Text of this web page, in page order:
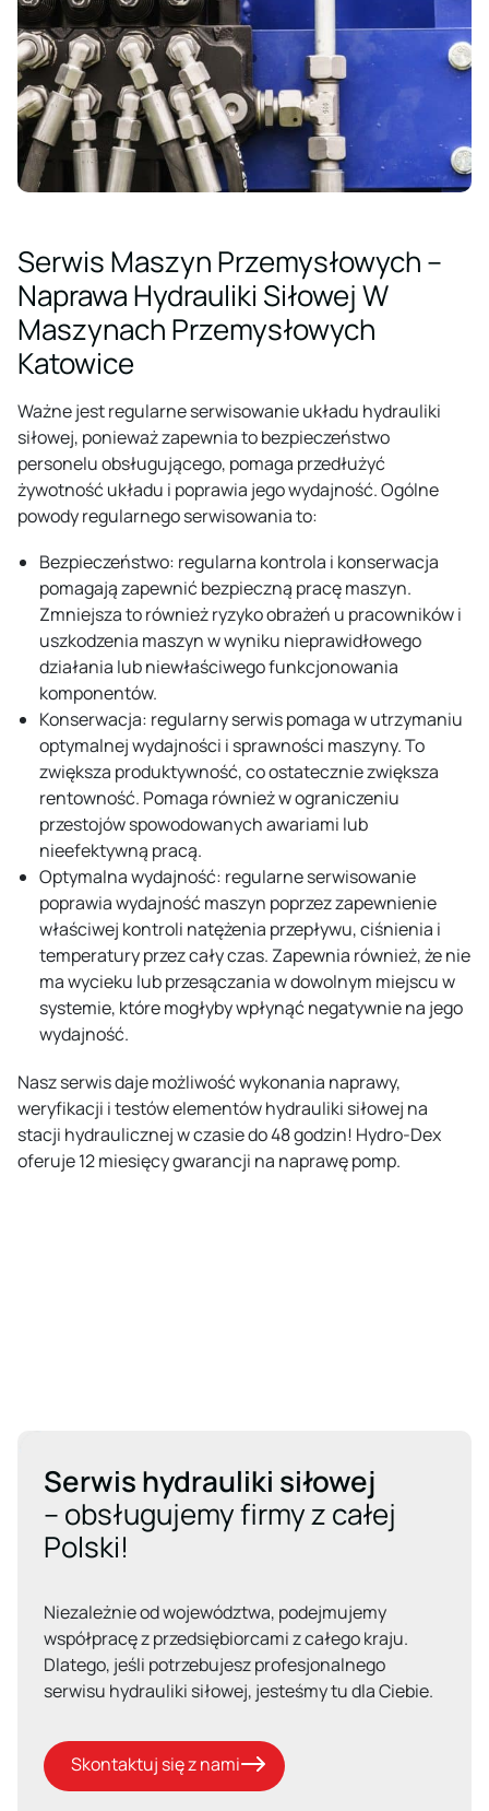
Serwis Maszyn Przemysłowych –
Naprawa Hydrauliki Siłowej W
Maszynach Przemysłowych
Katowice
Ważne jest regularne serwisowanie układu hydrauliki
siłowej, ponieważ zapewnia to bezpieczeństwo
personelu obsługującego, pomaga przedłużyć
żywotność układu i poprawia jego wydajność. Ogólne
powody regularnego serwisowania to:
Bezpieczeństwo: regularna kontrola i konserwacja
pomagają zapewnić bezpieczną pracę maszyn.
Zmniejsza to również ryzyko obrażeń u pracowników i
uszkodzenia maszyn w wyniku nieprawidłowego
działania lub niewłaściwego funkcjonowania
komponentów.
Konserwacja: regularny serwis pomaga w utrzymaniu
optymalnej wydajności i sprawności maszyny. To
zwiększa produktywność, co ostatecznie zwiększa
rentowność. Pomaga również w ograniczeniu
przestojów spowodowanych awariami lub
nieefektywną pracą.
Optymalna wydajność: regularne serwisowanie
poprawia wydajność maszyn poprzez zapewnienie
właściwej kontroli natężenia przepływu, ciśnienia i
temperatury przez cały czas. Zapewnia również, że nie
ma wycieku lub przesączania w dowolnym miejscu w
systemie, które mogłyby wpłynąć negatywnie na jego
wydajność.
Nasz serwis daje możliwość wykonania naprawy,
weryfikacji i testów elementów hydrauliki siłowej na
stacji hydraulicznej w czasie do 48 godzin! Hydro-Dex
oferuje 12 miesięcy gwarancji na naprawę pomp.
Serwis hydrauliki siłowej
– obsługujemy firmy z całej
Polski!
Niezależnie od województwa, podejmujemy
współpracę z przedsiębiorcami z całego kraju.
Dlatego, jeśli potrzebujesz profesjonalnego
serwisu hydrauliki siłowej, jesteśmy tu dla Ciebie.
Skontaktuj się z nami